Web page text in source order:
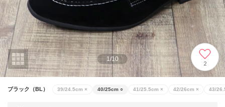
1 /10
2
ブラック（BL） 39/24.5cm × 40/25cm ○ 41/25.5cm × 42/26cm × 43/